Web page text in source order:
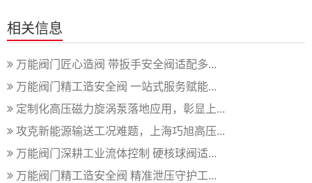
相关信息
万能阀门匠心造阀 带扳手安全阀适配多...
万能阀门精工造安全阀 一站式服务赋能...
定制化高压磁力旋涡泵落地应用，彰显上...
攻克新能源输送工况难题，上海巧旭高压...
万能阀门深耕工业流体控制 硬核球阀适...
万能阀门精工造安全阀 精准泄压守护工...